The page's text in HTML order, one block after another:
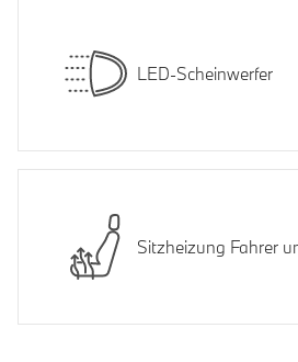
LED-Scheinwerfer
Sitzheizung Fahrer